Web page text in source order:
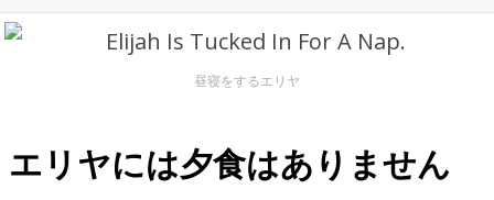
昼寝をするエリヤ
エリヤには夕食はありません